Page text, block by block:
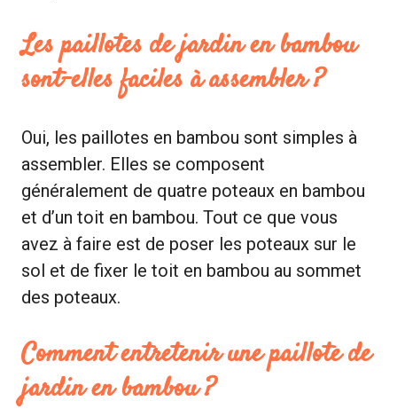
Les paillotes de jardin en bambou
sont-elles faciles à assembler ?
Oui, les paillotes en bambou sont simples à
assembler. Elles se composent
généralement de quatre poteaux en bambou
et d’un toit en bambou. Tout ce que vous
avez à faire est de poser les poteaux sur le
sol et de fixer le toit en bambou au sommet
des poteaux.
Comment entretenir une paillote de
jardin en bambou ?